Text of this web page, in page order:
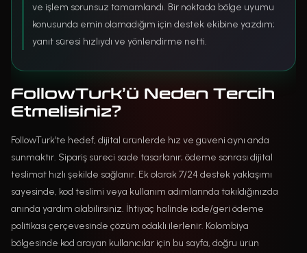
ve işlem sorunsuz tamamlandı. Bir noktada bölge uyumu
konusunda emin olamadığım için destek ekibine yazdım;
yanıt süresi hızlıydı ve yönlendirme netti.
FollowTurk’ü Neden Tercih
Etmelisiniz?
FollowTurk’te hedef, dijital ürünlerde hız ve güveni aynı anda
sunmaktır. Sipariş süreci sade tasarlanır; ödeme sonrası dijital
teslimat hızlı şekilde sağlanır. Ek olarak 7/24 destek yaklaşımı
sayesinde, kod teslimi veya kullanım adımlarında takıldığınızda
anında yardım alabilirsiniz. İhtiyaç halinde iade/geri ödeme
politikası çerçevesinde çözüm odaklı ilerlenir. Kolombiya
bölgesinde kod arayan kullanıcılar için bu sayfa, doğru ürün